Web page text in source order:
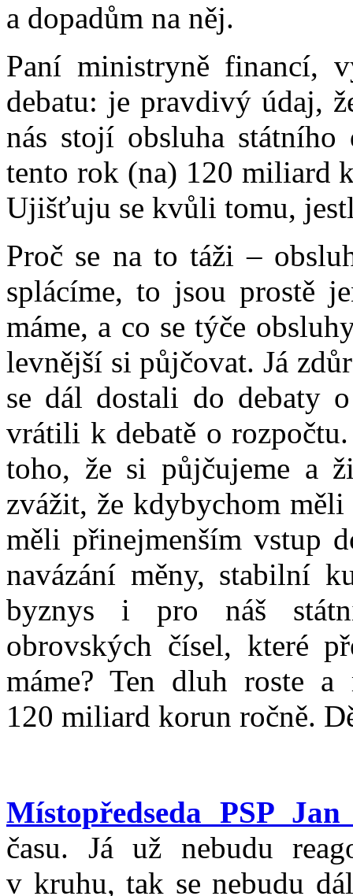
a dopadům na něj.
Paní ministryně financí,
debatu: je pravdivý údaj,
nás stojí obsluha
tento rok (na) 120 miliard
Ujišťuju se kvůli tomu,
Proč se na to táži –
splácíme, to jsou prostě
máme, a co se týče
levnější si půjčovat. Já
se dál dostali do debaty
vrátili k debatě o
toho, že si půjčujeme a
zvážit, že kdybychom
měli přinejmenším vstup
navázání měny, stabilní
byznys i pro náš
obrovských čísel, které
máme? Ten dluh roste
120 miliard korun ročně.
Místopředseda PSP Jan
času. Já už nebudu
v kruhu, tak se nebudu